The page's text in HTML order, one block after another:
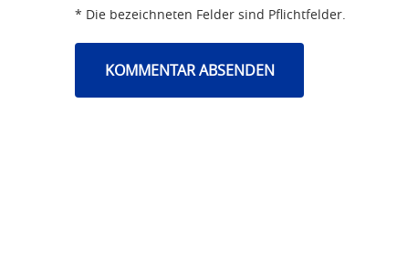
* Die bezeichneten Felder sind Pflichtfelder.